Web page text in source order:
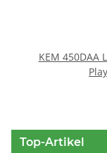
KEM 450DAA
Top-Artikel